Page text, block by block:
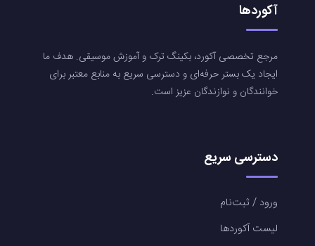
آکوردها
مرجع تخصصی آکورد، بکینگ ترک و آموزش موسیقی. هدف ما
ایجاد یک بستر حرفه‌ای و دسترسی سریع به منابع معتبر برای
خوانندگان و نوازندگان عزیز است.
دسترسی سریع
ورود / ثبت‌نام
لیست آکوردها